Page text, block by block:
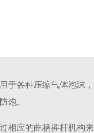
于各种压缩气体泡沫
炮。
相应的曲柄摇杆机构